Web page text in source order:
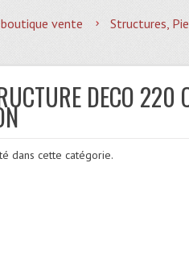
vente Structures,
DECO 220
dans cette catégorie.